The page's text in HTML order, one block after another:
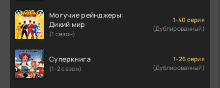
Могучие рейнджеры:
Дикий мир
(1 сезон)
1-40 серия
(Дублированный)
Суперкнига
(1-2 сезон)
1-26 серия
(Дублированный)